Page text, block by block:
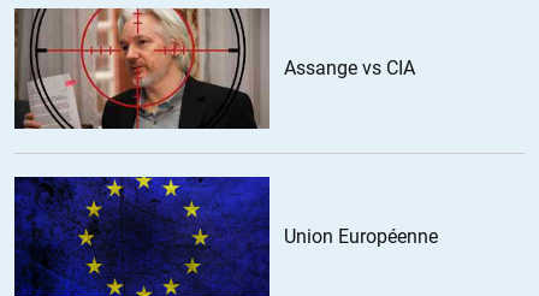
maladie qui ne l’oublions pas va toucher des soignants qui
ont eux aussi des vies de famille, des enfants, le virus n’a pas
atteint son pic le plus grave…. Quand je lis ces gugusses je
me dis qu’ils font parti du danger et aussi des futurs
victimes….
+7
Julien//13.03.2020 à 09h31
Assange vs CIA
Union Européenne